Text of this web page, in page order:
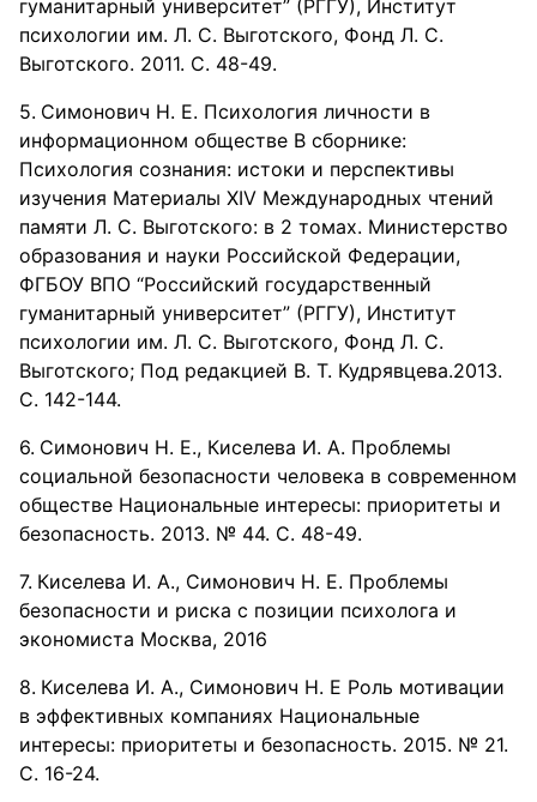
гуманитарный университет” (РГГУ), Институт
психологии им. Л. С. Выготского, Фонд Л. С.
Выготского. 2011. С. 48-49.
Симонович Н. Е. Психология личности в
информационном обществе В сборнике:
Психология сознания: истоки и перспективы
изучения Материалы XIV Международных чтений
памяти Л. С. Выготского: в 2 томах. Министерство
образования и науки Российской Федерации,
ФГБОУ ВПО “Российский государственный
гуманитарный университет” (РГГУ), Институт
психологии им. Л. С. Выготского, Фонд Л. С.
Выготского; Под редакцией В. Т. Кудрявцева.2013.
С. 142-144.
Симонович Н. Е., Киселева И. А. Проблемы
социальной безопасности человека в современном
обществе Национальные интересы: приоритеты и
безопасность. 2013. № 44. С. 48-49.
Киселева И. А., Симонович Н. Е. Проблемы
безопасности и риска с позиции психолога и
экономиста Москва, 2016
Киселева И. А., Симонович Н. Е Роль мотивации
в эффективных компаниях Национальные
интересы: приоритеты и безопасность. 2015. № 21.
С. 16-24.